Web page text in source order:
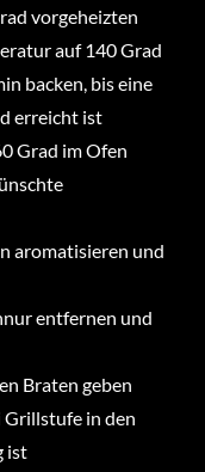
vorgeheizten
auf 140 Grad
backen, bis eine
erreicht ist
Grad im Ofen
aromatisieren und
entfernen und
Braten geben
in den
ist